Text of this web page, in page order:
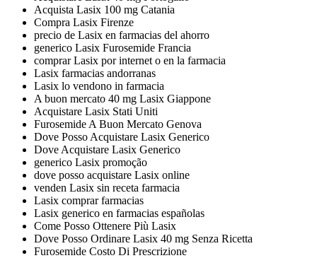
Acquista Lasix 100 mg Catania
Compra Lasix Firenze
precio de Lasix en farmacias del ahorro
generico Lasix Furosemide Francia
comprar Lasix por internet o en la farmacia
Lasix farmacias andorranas
Lasix lo vendono in farmacia
A buon mercato 40 mg Lasix Giappone
Acquistare Lasix Stati Uniti
Furosemide A Buon Mercato Genova
Dove Posso Acquistare Lasix Generico
Dove Acquistare Lasix Generico
generico Lasix promoção
dove posso acquistare Lasix online
venden Lasix sin receta farmacia
Lasix comprar farmacias
Lasix generico en farmacias españolas
Come Posso Ottenere Più Lasix
Dove Posso Ordinare Lasix 40 mg Senza Ricetta
Furosemide Costo Di Prescrizione